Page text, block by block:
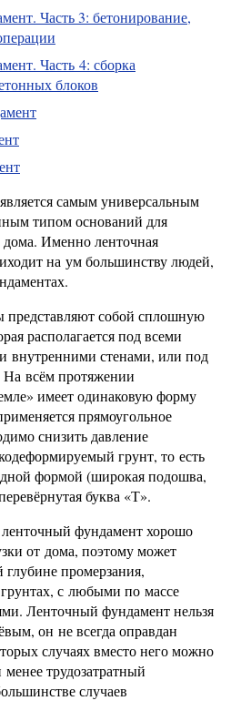
Часть 3: бетонирование,
Часть 4: сборка
блоков
самым универсальным
типом оснований для
дома. Именно ленточная
на ум большинству людей,
собой сплошную
располагается под всеми
стенами, или под
всём протяжении
имеет одинаковую форму
прямоугольное
снизить давление
грунт, то есть
формой (широкая подошва,
буква «Т».
фундамент хорошо
от дома, поэтому может
промерзания,
с любыми по массе
Ленточный фундамент нельзя
он не всегда оправдан
случаях вместо него можно
трудозатратный
случаев